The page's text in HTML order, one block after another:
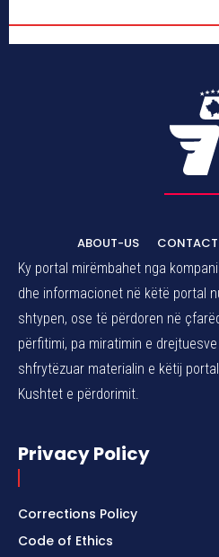
ABOUT-US CONTACT
Ky portal mirëmbahet nga
dhe informacionet në këtë portal
shtypen, ose të përdoren në
përfitimi, pa miratimin e drejtuesve
shfrytëzuar materialin e këtij
Kushtet e përdorimit.
Privacy Policy
Corrections Policy
Code of Ethics